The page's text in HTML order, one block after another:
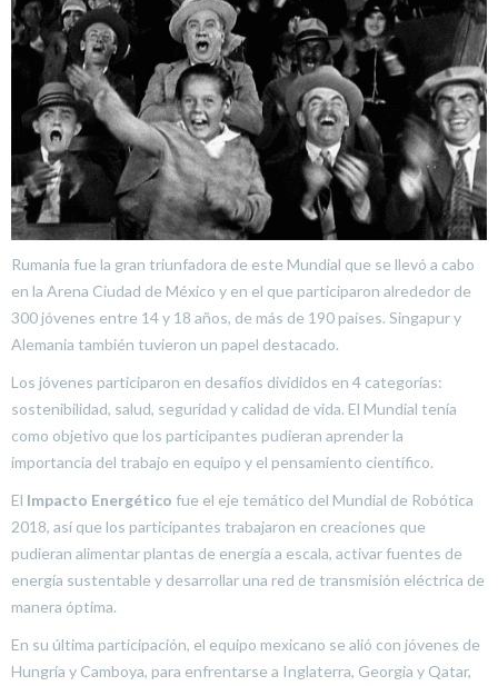
Rumania fue la gran triunfadora de este Mundial que se llevó a cabo
en la Arena Ciudad de México y en el que participaron alrededor de
300 jóvenes entre 14 y 18 años, de más de 190 países. Singapur y
Alemania también tuvieron un papel destacado.
Los jóvenes participaron en desafíos divididos en 4 categorías:
sostenibilidad, salud, seguridad y calidad de vida. El Mundial tenía
como objetivo que los participantes pudieran aprender la
importancia del trabajo en equipo y el pensamiento científico.
El Impacto Energético fue el eje temático del Mundial de Robótica
2018, así que los participantes trabajaron en creaciones que
pudieran alimentar plantas de energía a escala, activar fuentes de
energía sustentable y desarrollar una red de transmisión eléctrica de
manera óptima.
En su última participación, el equipo mexicano se alió con jóvenes de
Hungría y Camboya, para enfrentarse a Inglaterra, Georgia y Qatar,